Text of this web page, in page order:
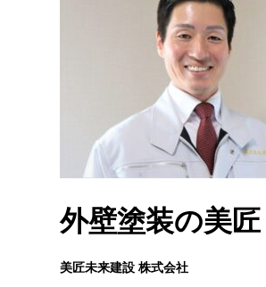
外壁塗装の美匠
美匠未来建設 株式会社